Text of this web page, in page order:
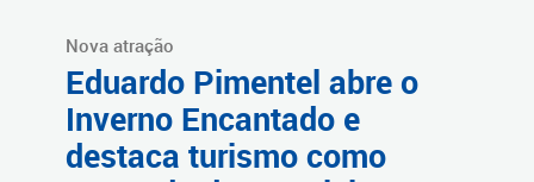
Nova atração
Eduardo Pimentel abre o
Inverno Encantado e
destaca turismo como